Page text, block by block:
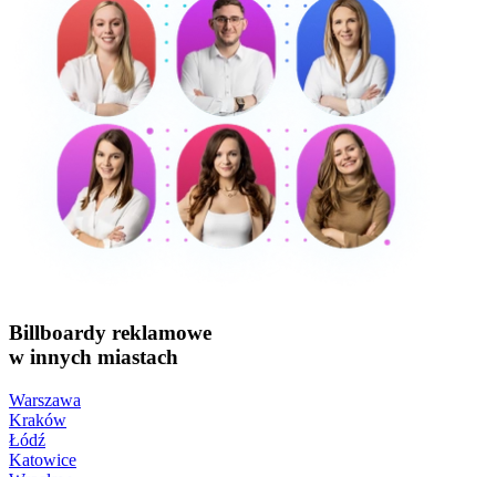
Billboardy reklamowe
w innych miastach
Warszawa
Kraków
Łódź
Katowice